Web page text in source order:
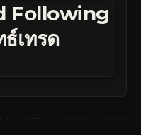
Following
เทรด